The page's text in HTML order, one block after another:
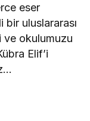
eser
bir uluslararası
ve okulumuzu
Elif’i